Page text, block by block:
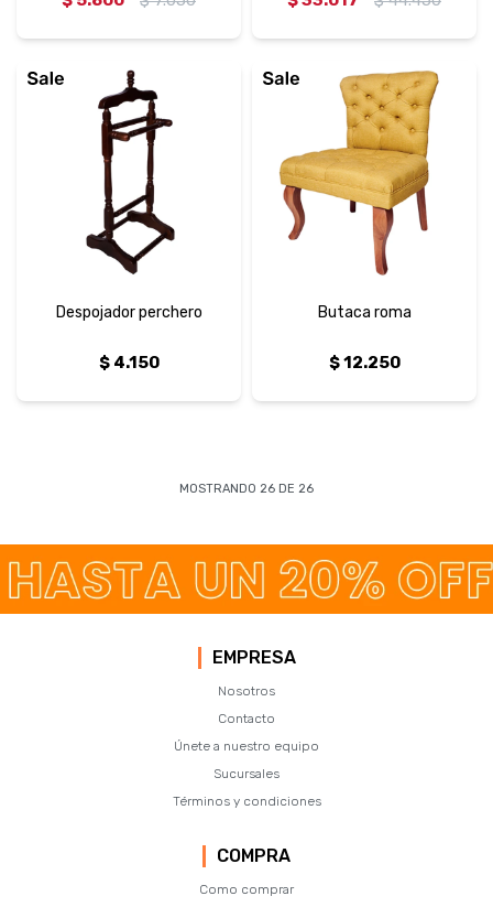
Despojador perchero
$ 4.150
Butaca roma
$12.250
MOSTRANDO 26 DE 26
EMPRESA
Nosotros
Contacto
Únete a nuestro equipo
Sucursales
Términos y condiciones
COMPRA
Como comprar